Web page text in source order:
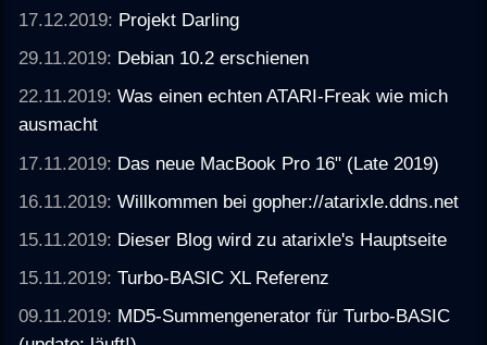
17.12.2019: Projekt Darling
29.11.2019: Debian 10.2 erschienen
22.11.2019:Was einen echten ATARI-Freak wie mich
ausmacht
17.11.2019: Das neue MacBook Pro 16" (Late 2019)
16.11.2019:Willkommen bei gopher://atarixle.ddns.net
15.11.2019: Dieser Blog wird zu atarixle's Hauptseite
15.11.2019:Turbo-BASIC XL Referenz
09.11.2019: MD5-Summengenerator für Turbo-BASIC